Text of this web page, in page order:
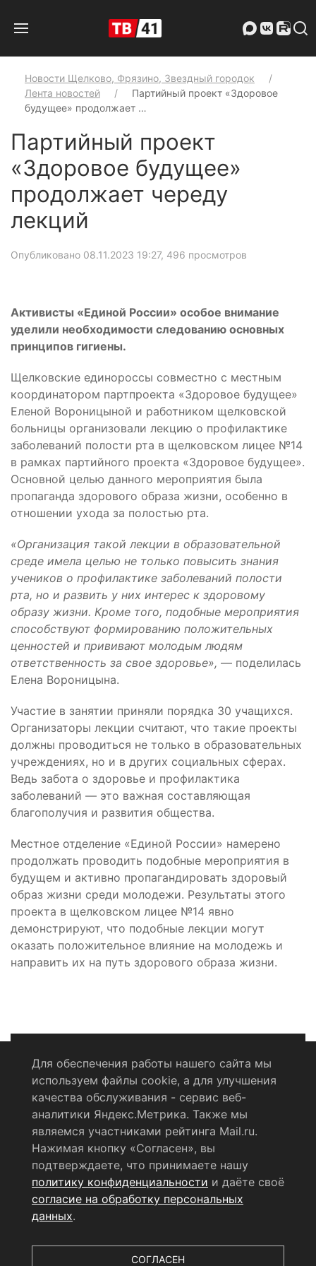
Новости Щелково, Фрязино, Звездный городок
Лента новостей
Партийный проект «Здоровое
будущее» продолжает …
Партийный проект
«Здоровое будущее»
продолжает череду
лекций
Опубликовано 08.11.2023 19:27, 496 просмотров
Активисты «Единой России» особое внимание
уделили необходимости следованию основных
принципов гигиены.
Щелковские единороссы совместно с местным
координатором партпроекта «Здоровое будущее»
Еленой Вороницыной и работником щелковской
больницы организовали лекцию о профилактике
заболеваний полости рта в щелковском лицее №14
в рамках партийного проекта «Здоровое будущее».
Основной целью данного мероприятия была
пропаганда здорового образа жизни, особенно в
отношении ухода за полостью рта.
«Организация такой лекции в образовательной
среде имела целью не только повысить знания
учеников о профилактике заболеваний полости
рта, но и развить у них интерес к здоровому
образу жизни. Кроме того, подобные мероприятия
способствуют формированию положительных
ценностей и прививают молодым людям
ответственность за свое здоровье», — поделилась
Елена Вороницына.
Участие в занятии приняли порядка 30 учащихся.
Организаторы лекции считают, что такие проекты
должны проводиться не только в образовательных
учреждениях, но и в других социальных сферах.
Ведь забота о здоровье и профилактика
заболеваний — это важная составляющая
благополучия и развития общества.
Местное отделение «Единой России» намерено
продолжать проводить подобные мероприятия в
будущем и активно пропагандировать здоровый
образ жизни среди молодежи. Результаты этого
проекта в щелковском лицее №14 явно
демонстрируют, что подобные лекции могут
оказать положительное влияние на молодежь и
направить их на путь здорового образа жизни.
Политика конфиденциальности
Согласие на обработку персональных данных
RSS-лента
© 2004 - 2026 Сетевое издание Щёлковское ТВ.
Свидетельство о регистрации СМИ
ЭЛ № ФС 77 - 79754 от 07.12.2020 г.
технологий и массовых коммуникаций (РОСКОМНАДЗОР).
Для обеспечения работы нашего сайта мы
используем файлы cookie, а для улучшения
качества обслуживания - сервис веб-
аналитики Яндекс.Метрика. Также мы
являемся участниками рейтинга Mail.ru.
Нажимая кнопку «Согласен», вы
подтверждаете, что принимаете нашу
политику конфиденциальности и даёте своё
согласие на обработку персональных
данных.
СОГЛАСЕН